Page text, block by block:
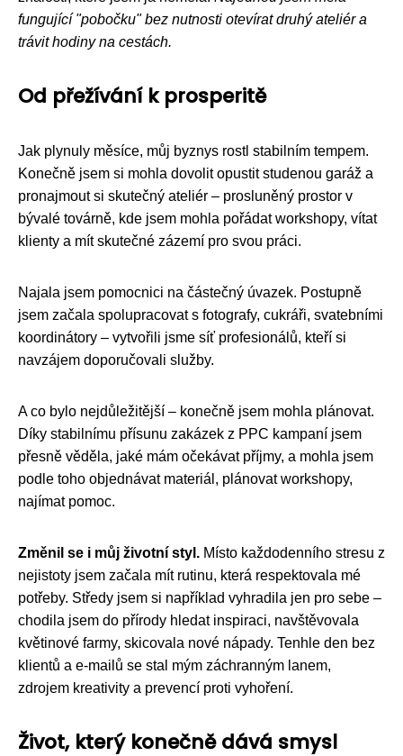
fungující "pobočku" bez nutnosti otevírat druhý ateliér a
trávit hodiny na cestách.
Od přežívání k prosperitě
Jak plynuly měsíce, můj byznys rostl stabilním tempem.
Konečně jsem si mohla dovolit opustit studenou garáž a
pronajmout si skutečný ateliér – prosluněný prostor v
bývalé továrně, kde jsem mohla pořádat workshopy, vítat
klienty a mít skutečné zázemí pro svou práci.
Najala jsem pomocnici na částečný úvazek. Postupně
jsem začala spolupracovat s fotografy, cukráři, svatebními
koordinátory – vytvořili jsme síť profesionálů, kteří si
navzájem doporučovali služby.
A co bylo nejdůležitější – konečně jsem mohla plánovat.
Díky stabilnímu přísunu zakázek z PPC kampaní jsem
přesně věděla, jaké mám očekávat příjmy, a mohla jsem
podle toho objednávat materiál, plánovat workshopy,
najímat pomoc.
Změnil se i můj životní styl. Místo každodenního stresu z
nejistoty jsem začala mít rutinu, která respektovala mé
potřeby. Středy jsem si například vyhradila jen pro sebe –
chodila jsem do přírody hledat inspiraci, navštěvovala
květinové farmy, skicovala nové nápady. Tenhle den bez
klientů a e-mailů se stal mým záchranným lanem,
zdrojem kreativity a prevencí proti vyhoření.
Život, který konečně dává smysl